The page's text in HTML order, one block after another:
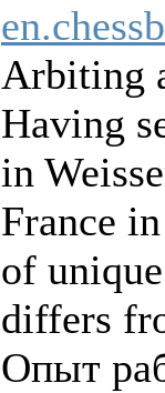
Arbiting
Having
in
France
of
differs
Опыт